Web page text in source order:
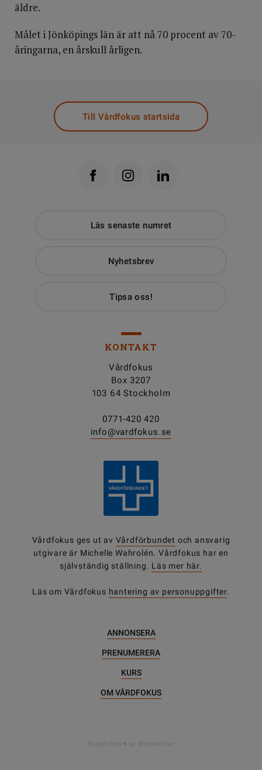
äldre.
Målet i Jönköpings län är att nå 70 procent av 70-
åringarna, en årskull årligen.
Till Vårdfokus startsida
Läs senaste numret
Nyhetsbrev
Tipsa oss!
KONTAKT
Vårdfokus
Box 3207
103 64 Stockholm
0771-420 420
info@vardfokus.se
Vårdfokus ges ut av Vårdförbundet och ansvarig
utgivare är Michelle Wahrolén. Vårdfokus har en
självständig ställning. Läs mer här.
Läs om Vårdfokus hantering av personuppgifter.
ANNONSERA
PRENUMERERA
KURS
OM VÅRDFOKUS
Byggd med av WonderFour